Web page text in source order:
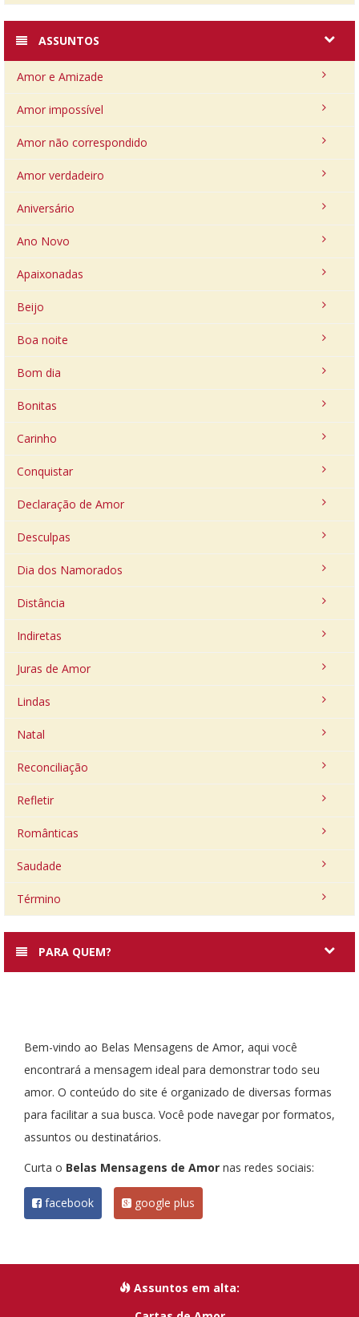
ASSUNTOS
Amor e Amizade
Amor impossível
Amor não correspondido
Amor verdadeiro
Aniversário
Ano Novo
Apaixonadas
Beijo
Boa noite
Bom dia
Bonitas
Carinho
Conquistar
Declaração de Amor
Desculpas
Dia dos Namorados
Distância
Indiretas
Juras de Amor
Lindas
Natal
Reconciliação
Refletir
Românticas
Saudade
Término
PARA QUEM?
Bem-vindo ao Belas Mensagens de Amor, aqui você
encontrará a mensagem ideal para demonstrar todo seu
amor. O conteúdo do site é organizado de diversas formas
para facilitar a sua busca. Você pode navegar por formatos,
assuntos ou destinatários.
Curta o Belas Mensagens de Amor nas redes sociais:
facebook google plus
Assuntos em alta: